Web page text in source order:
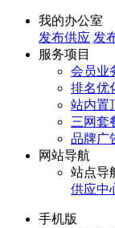
我的办公室
发布供应 发
服务项目
会员业
排名优
站内置
三网套
品牌广
网站导航
站点导
供应中
手机版